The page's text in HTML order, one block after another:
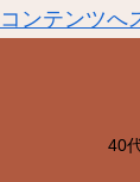
コンテンツへ
40